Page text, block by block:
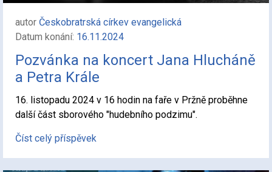
autor Českobratrská církev evangelická
Datum konání: 16.11.2024
Pozvánka na koncert Jana Hlucháně
a Petra Krále
16. listopadu 2024 v 16 hodin na faře v Pržně proběhne
další část sborového "hudebního podzimu".
Číst celý příspěvek